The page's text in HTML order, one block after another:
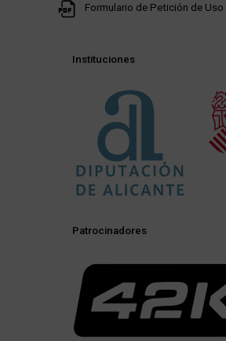
Formulario de Petición de Uso
Instituciones
Patrocinadores